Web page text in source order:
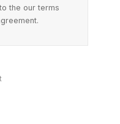
the our terms